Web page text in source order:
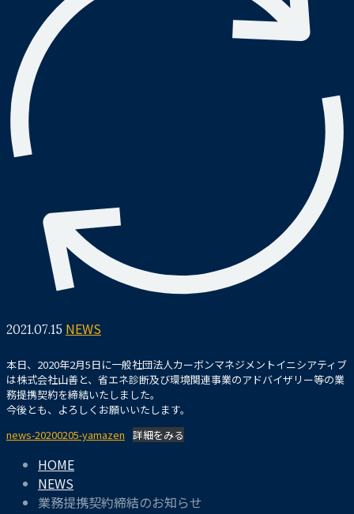
2021.07.15 NEWS
本日、2020年2月5日に一般社団法人カーボンマネジメントイニシアティブ
は株式会社山善と、省エネ診断及び環境関連事業のアドバイザリー等の業
務提携契約を締結いたしました。
今後とも、よろしくお願いいたします。
news-20200205-yamazen 詳細をみる
HOME
NEWS
業務提携契約締結のお知らせ